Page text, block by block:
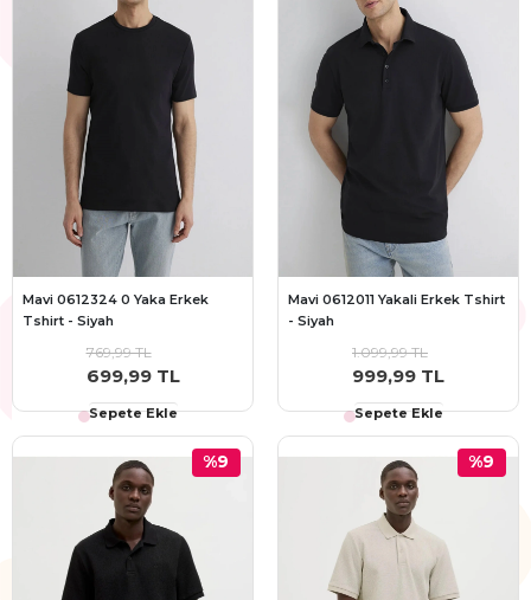
Mavi 0612324 0 Yaka Erkek
Tshirt - Siyah
769,99 TL
699,99 TL
Sepete Ekle
Mavi 0612011 Yakali Erkek Tshirt
- Siyah
1.099,99 TL
999,99 TL
Sepete Ekle
%9 %9